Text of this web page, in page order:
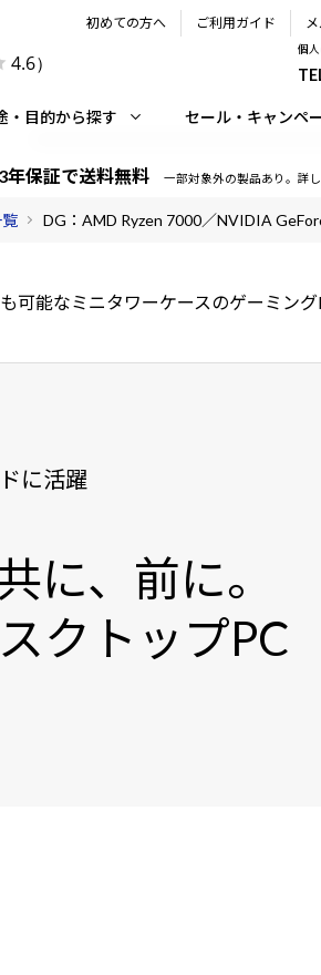
4.6）
初めての方へ ご利用ガイド
個
・目的から探す セール・キャンペ
年保証で送料無料 一部対象外の製品あり。詳
DG：AMD Ryzen 7000／NVIDIA
可能なミニタワーケースのゲーミング
に活躍
に、前に。
クトップPC